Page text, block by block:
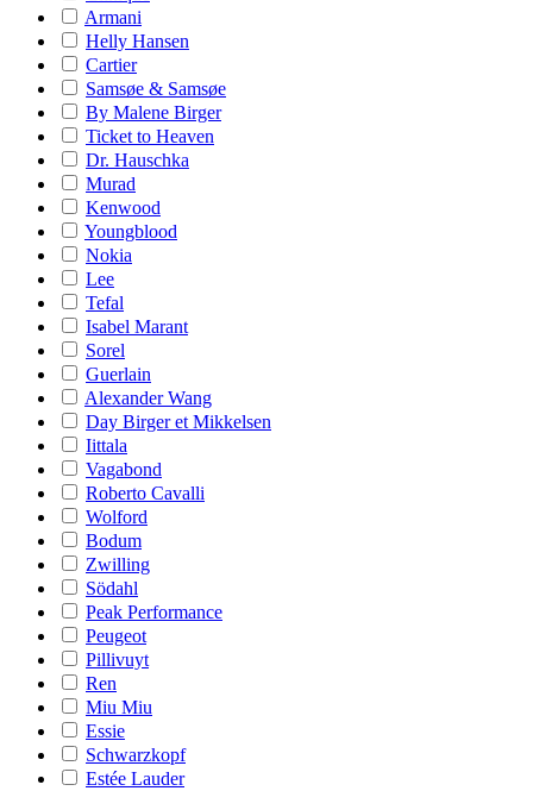
Armani
Helly Hansen
Cartier
Samsøe & Samsøe
By Malene Birger
Ticket to Heaven
Dr. Hauschka
Murad
Kenwood
Youngblood
Nokia
Lee
Tefal
Isabel Marant
Sorel
Guerlain
Alexander Wang
Day Birger et Mikkelsen
Iittala
Vagabond
Roberto Cavalli
Wolford
Bodum
Zwilling
Södahl
Peak Performance
Peugeot
Pillivuyt
Ren
Miu Miu
Essie
Schwarzkopf
Estée Lauder